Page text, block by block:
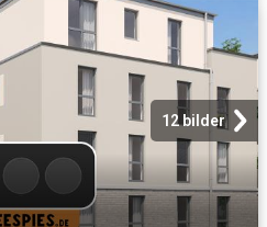
12 bilder